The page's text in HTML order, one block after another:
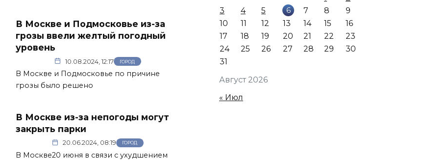
В Москве и Подмосковье из-за
грозы ввели желтый погодный
уровень
10.08.2024, 12:17 ГОРОД
В Москве и Подмосковье по причине
грозы было решено
В Москве из-за непогоды могут
закрыть парки
20.06.2024, 08:19 ГОРОД
В Москве20 июня в связи с ухудшением
Август 2026
3
4 5 6 7 8
9
10
11 12 13 14 15
16
17
18 19 20 21 22
23
24
25 26 27 28 29
30
31
« Июл